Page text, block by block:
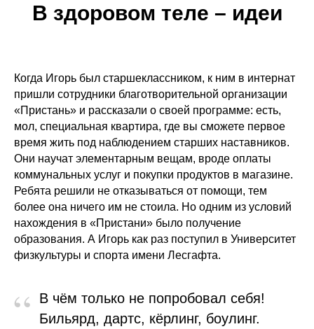
В здоровом теле – идеи
Когда Игорь был старшеклассником, к ним в интернат
пришли сотрудники благотворительной организации
«Пристань» и рассказали о своей программе: есть,
мол, специальная квартира, где вы сможете первое
время жить под наблюдением старших наставников.
Они научат элементарным вещам, вроде оплаты
коммунальных услуг и покупки продуктов в магазине.
Ребята решили не отказываться от помощи, тем
более она ничего им не стоила. Но одним из условий
нахождения в «Пристани» было получение
образования. А Игорь как раз поступил в Университет
физкультуры и спорта имени Лесгафта.
“
В чём только не попробовал себя!
Бильярд, дартс, кёрлинг, боулинг.